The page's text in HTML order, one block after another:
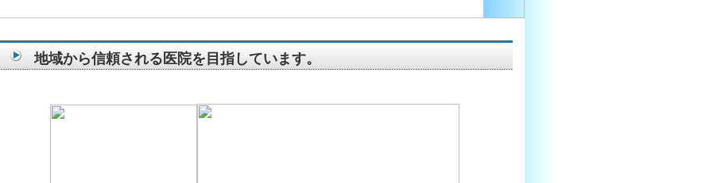
地域から信頼される医院を目指しています。